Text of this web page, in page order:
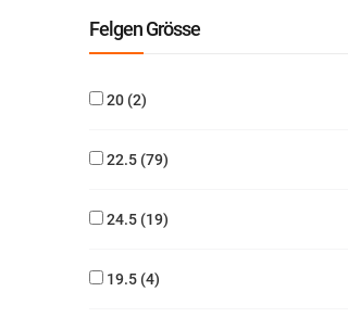
Felgen Grösse
20 2
22.5 79
24.5 19
19.5 4